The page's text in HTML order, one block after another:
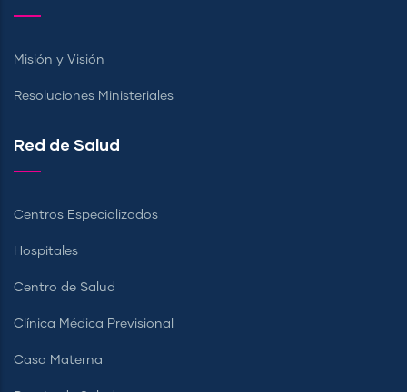
Misión y Visión
Resoluciones Ministeriales
Red de Salud
Centros Especializados
Hospitales
Centro de Salud
Clínica Médica Previsional
Casa Materna